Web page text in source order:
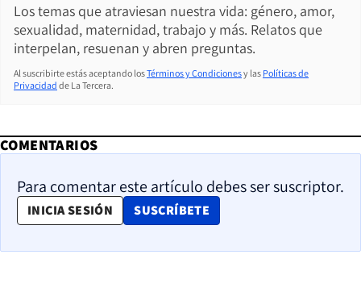
Los temas que atraviesan nuestra vida: género, amor,
sexualidad, maternidad, trabajo y más. Relatos que
interpelan, resuenan y abren preguntas.
Al suscribirte estás aceptando losTérminos y Condicionesy las Políticas de
Privacidad de La Tercera.
COMENTARIOS
Para comentar este artículo debes ser suscriptor.
INICIA SESIÓN SUSCRÍBETE
OPENS IN NEW WINDOW